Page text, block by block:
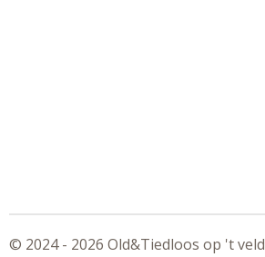
© 2024 - 2026 Old&Tiedloos op 't veld